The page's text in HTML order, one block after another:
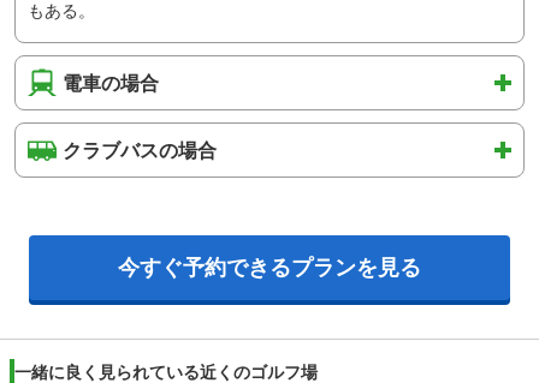
もある。
電車の場合
クラブバスの場合
今すぐ予約できるプランを見る
一緒に良く見られている近くのゴルフ場